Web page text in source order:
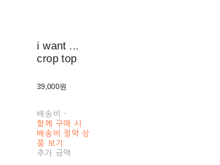
i want ...
crop top
39,000원
배송비 -
함께 구매 시
배송비 절약 상
품 보기
추가 금액